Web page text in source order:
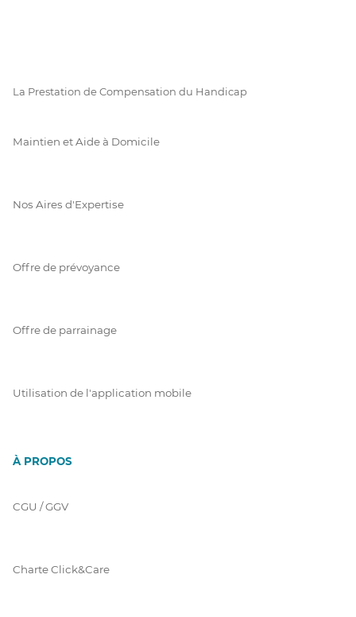
La Prestation de Compensation du Handicap
Maintien et Aide à Domicile
Nos Aires d'Expertise
Offre de prévoyance
Offre de parrainage
Utilisation de l'application mobile
À PROPOS
CGU / GGV
Charte Click&Care